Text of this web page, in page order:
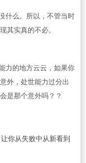
么。所以，不管当时
其实真的不必。
的地方云云，如果你
外，处世能力过分出
是那个意外吗？？
让你从失败中从新看到